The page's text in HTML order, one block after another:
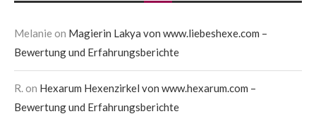
Melanie on Magierin Lakya von www.liebeshexe.com –
Bewertung und Erfahrungsberichte
R.on Hexarum Hexenzirkel von www.hexarum.com –
Bewertung und Erfahrungsberichte